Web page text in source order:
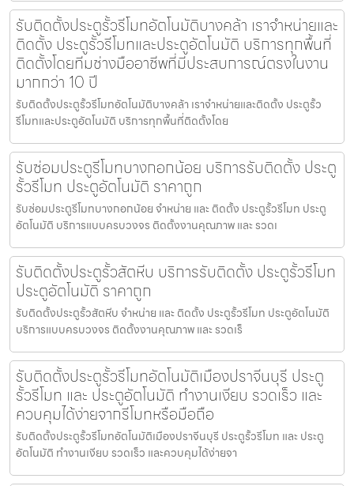
รับติดตั้งประตูรั้วรีโมทอัตโนมัติบางคล้า เราจำหน่ายและ
ติดตั้ง ประตูรั้วรีโมทและประตูอัตโนมัติ บริการทุกพื้นที่
ติดตั้งโดยทีมช่างมืออาชีพที่มีประสบการณ์ตรงในงาน
มากกว่า 10 ปี
รับติดตั้งประตูรั้วรีโมทอัตโนมัติบางคล้า เราจำหน่ายและติดตั้ง ประตูรั้ว
รีโมทและประตูอัตโนมัติ บริการทุกพื้นที่ติดตั้งโดย
รับซ่อมประตูรีโมทบางกอกน้อย บริการรับติดตั้ง ประตู
รั้วรีโมท ประตูอัตโนมัติ ราคาถูก
รับซ่อมประตูรีโมทบางกอกน้อย จำหน่าย และ ติดตั้ง ประตูรั้วรีโมท ประตู
อัตโนมัติ บริการแบบครบวงจร ติดตั้งงานคุณภาพ และ รวดเ
รับติดตั้งประตูรั้วสัตหีบ บริการรับติดตั้ง ประตูรั้วรีโมท
ประตูอัตโนมัติ ราคาถูก
รับติดตั้งประตูรั้วสัตหีบ จำหน่าย และ ติดตั้ง ประตูรั้วรีโมท ประตูอัตโนมัติ
บริการแบบครบวงจร ติดตั้งงานคุณภาพ และ รวดเร็
รับติดตั้งประตูรั้วรีโมทอัตโนมัติเมืองปราจีนบุรี ประตู
รั้วรีโมท และ ประตูอัตโนมัติ ทำงานเงียบ รวดเร็ว และ
ควบคุมได้ง่ายจากรีโมทหรือมือถือ
รับติดตั้งประตูรั้วรีโมทอัตโนมัติเมืองปราจีนบุรี ประตูรั้วรีโมท และ ประตู
อัตโนมัติ ทำงานเงียบ รวดเร็ว และควบคุมได้ง่ายจา